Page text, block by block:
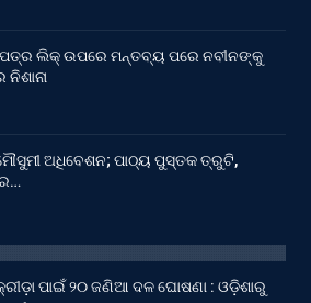
ଲିକ୍ ଉପରେ ମନ୍ତବ୍ୟ ପରେ ନବୀନଙ୍କୁ
ଅଧିବେଶନ; ପାଠ୍ୟ ପୁସ୍ତକ ତ୍ରୁଟି,
ପାଇଁ ୨୦ ଜଣିଆ ଦଳ ଘୋଷଣା : ଓଡ଼ିଶାରୁ